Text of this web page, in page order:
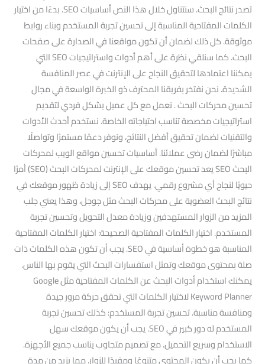
تصدر نتائج البحث. سنتناول خلال هذا النص أساسيات SEO. بدءًا من اختيار
الكلمات المفتاحية المناسبة إلى تحسين تجربة المستخدم وبناء روابط
موثوقة. كل ذلك لضمان أن تكون مواقعنا في الصدارة على صفحات
البحث. كما سنلقي نظرة على أهم أدوات واستراتيجيات SEO التي
يمكننا اعتمادها لتحقيق النجاح على الإنترنت في عصر المنافسة
الشديدة. نحن نفتخر بفريقنا المحترف ذو الخبرة الواسعة في مجال
تحسين محركات البحث . نعمل مع كل عميل بشكل فردي لتقديم
استراتيجيات مخصصة تناسب احتياجاته الخاصة. نستخدم أحدث الأدوات
والتقنيات لضمان تحقيق أفضل النتائج، ونوفر دعمًا مستمرًا وتواصلًا
مباشرًا لضمان رضى عملائنا. أساسيات تحسين مواقع الويب لمحركات
البحث SEO يعد تحسين موقعك على الإنترنت لمحركات البحث (SEO) أمرًا
حيويًا لنجاح أي مشروع رقمي. يهدف SEO إلى زيادة ظهور موقعك في
نتائج البحث العضوية على محركات البحث مثل جوجل، وهذا يعني جلب
المزيد من الزوار المستهدفين وزيادة معدل التحويل وتحسين تجربة
المستخدم. اختيار الكلمات المفتاحية الصحيحة: اختيار الكلمات المفتاحية
المناسبة هو خطوة أساسية في SEO. يجب أن تكون هذه الكلمات ذات
صلة بمحتوى موقعك وتمثل استفسارات البحث التي يقوم بها الناس.
يمكنك استخدام أدوات البحث عن الكلمات المفتاحية مثل Google
Keyword Planner لاختيار الكلمات التي تحقق حركة مرور جيدة
ومنافسة مناسبة. تحسين تجربة المستخدم: كذلك تحسين تجربة
المستخدم له دور كبير في SEO. يجب أن يكون موقعك سهل
الاستخدام وسريع التحميل. مع تصميم متجاوب يناسب جميع الأجهزة.
كما يجب أن يكون المحتوى متنوعًا ومفيدًا للزوار. مما يزيد من مدة